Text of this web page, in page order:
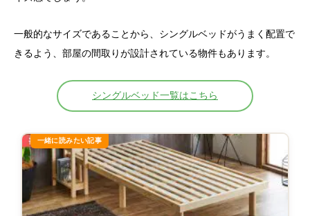
一般的なサイズであることから、シングルベッドがうまく配置で
きるよう、部屋の間取りが設計されている物件もあります。
シングルベッド一覧はこちら